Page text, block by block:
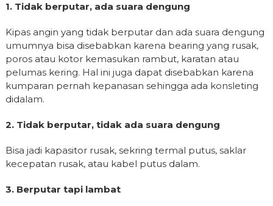
1. Tidak berputar, ada suara dengung
Kipas angin yang tidak berputar dan ada suara dengung
umumnya bisa disebabkan karena bearing yang rusak,
poros atau kotor kemasukan rambut, karatan atau
pelumas kering. Hal ini juga dapat disebabkan karena
kumparan pernah kepanasan sehingga ada konsleting
didalam.
2. Tidak berputar, tidak ada suara dengung
Bisa jadi kapasitor rusak, sekring termal putus, saklar
kecepatan rusak, atau kabel putus dalam.
3. Berputar tapi lambat